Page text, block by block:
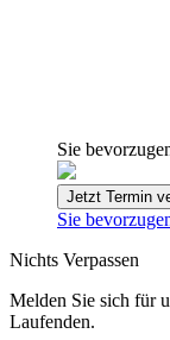
Sie
Jetzt Termin
Sie
Nichts Verpassen
Melden Sie sich für
Laufenden.